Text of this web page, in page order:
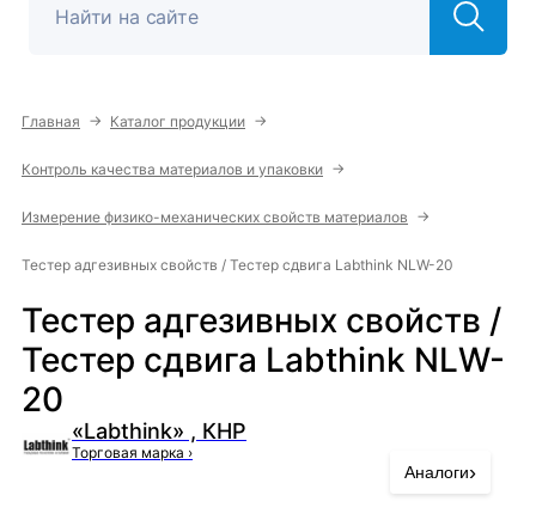
Главная → Каталог продукции →
Контроль качества материалов и упаковки →
Измерение физико-механических свойств материалов →
Тестер адгезивных свойств / Тестер сдвига Labthink NLW-20
Тестер адгезивных свойств /
Тестер сдвига Labthink NLW-
20
«Labthink» , КНР
Торговая марка ›
Аналоги›